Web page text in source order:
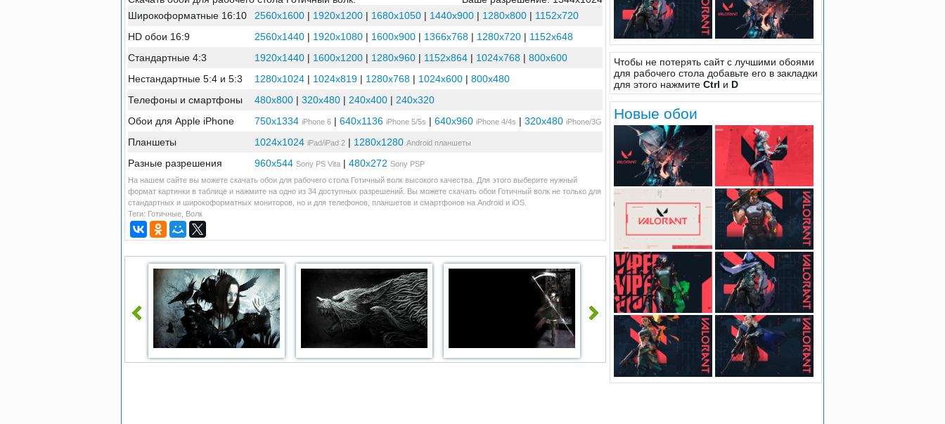
Широкоформатные 16:10
2560x1600 | 1920x1200 | 1680x1050 | 1440x900 | 1280x800 | 1152x720
HD обои 16:9
2560x1440 | 1920x1080 | 1600x900 | 1366x768 | 1280x720 | 1152x648
Стандартные 4:3
1920x1440 | 1600x1200 | 1280x960 | 1152x864 | 1024x768 | 800x600
Нестандартные 5:4 и 5:3
1280x1024 | 1024x819 | 1280x768 | 1024x600 | 800x480
Телефоны и смартфоны
480x800 | 320x480 | 240x400 | 240x320
Обои для Apple iPhone
750x1334 iPhone 6 | 640x1136 iPhone 5/5s | 640x960 iPhone 4/4s | 320x480 iPhone/3G
Планшеты 1024x1024 iPad/iPad 2 | 1280x1280 Android планшеты
Разные разрешения 960x544 Sony PS Vita | 480x272 Sony PSP
На нашем сайте вы можете скачать обои для рабочего стола Готичный волк высокого качества. Для этого выберите нужный
формат картинки в таблице и нажмите на одно из 34 доступных разрешений. Вы можете скачать обои Готичный волк не только для
стандартных и широкоформатных мониторов, но и для телефонов, планшетов и смартфонов на Android и iOS.
Теги: Готичные Волк
Чтобы не потерять сайт с лучшими обоями
для рабочего стола добавьте его в закладки
для этого нажмите Ctrl и D
Новые обои